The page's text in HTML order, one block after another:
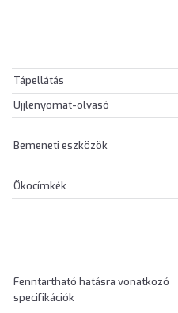
Tápellátás
Ujjlenyomat-olvasó
Bemeneti eszközök
Ökocímkék
Fenntartható hatásra vonatkozó
specifikációk